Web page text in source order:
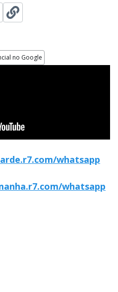
no Google
whatsapp
whatsapp